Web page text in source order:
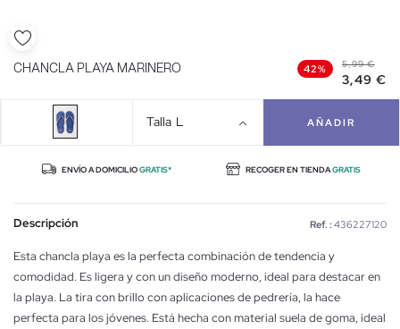
CHANCLA PLAYA MARINERO 42% 5,99 €
3,49 €
Talla L AÑADIR
ENVÍO A DOMICILIOGRATIS* RECOGER EN TIENDAGRATIS
Descripción Ref. : 436227120
Esta chancla playa es la perfecta combinación de tendencia y
comodidad. Es ligera y con un diseño moderno, ideal para destacar en
la playa. La tira con brillo con aplicaciones de pedrería, la hace
perfecta para los jóvenes. Está hecha con material suela de goma, ideal